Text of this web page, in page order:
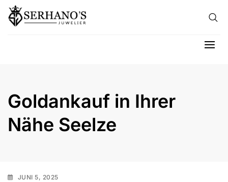
Skip to content
Goldankauf in Ihrer
Nähe Seelze
JUNI 5, 2025